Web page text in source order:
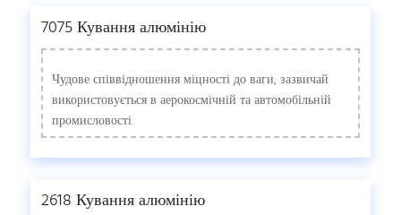
7075 Кування алюмінію
Чудове співвідношення міцності до ваги, зазвичай
використовується в аерокосмічній та автомобільній
промисловості.
2618 Кування алюмінію